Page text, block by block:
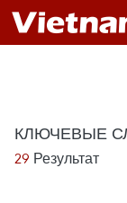
КЛЮЧЕВЫЕ
29 Результат